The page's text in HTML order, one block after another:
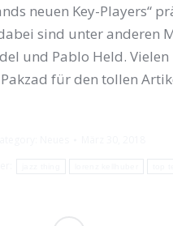
neuen Key-Players“
sind unter anderen
und Pablo Held. Vielen
für den tollen